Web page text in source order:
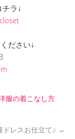
チラ↓
ださい↓
服の着こなし方
ドレスお仕立て♪ →